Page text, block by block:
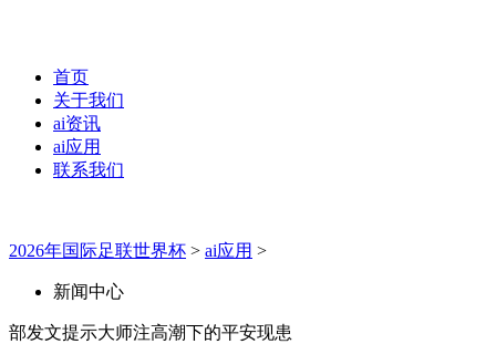
首页
关于我们
ai资讯
ai应用
联系我们
2026年国际足联世界杯 > ai应用 >
新闻中心
部发文提示大师注高潮下的平安现患